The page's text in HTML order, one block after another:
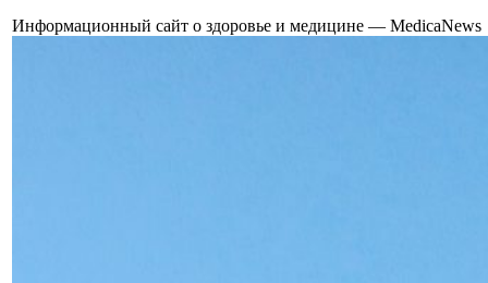
Информационный сайт о здоровье и медицине — MedicaNews